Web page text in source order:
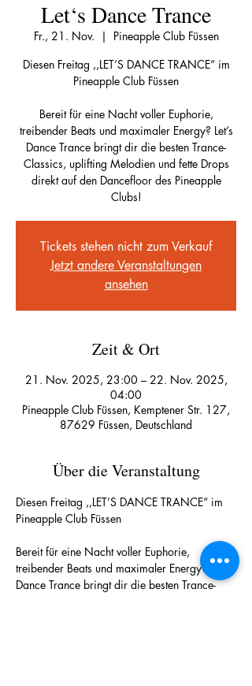
Let‘s Dance Trance
Fr., 21. Nov.
  |
Pineapple Club Füssen
Diesen Freitag ,,LET’S DANCE TRANCE“ im
Pineapple Club Füssen
Bereit für eine Nacht voller Euphorie,
treibender Beats und maximaler Energy? Let’s
Dance Trance bringt dir die besten Trance-
Classics, uplifting Melodien und fette Drops
direkt auf den Dancefloor des Pineapple
Clubs!
Tickets stehen nicht zum Verkauf
Jetzt andere Veranstaltungen
ansehen
Zeit & Ort
21. Nov. 2025, 23:00 – 22. Nov. 2025,
04:00
Pineapple Club Füssen, Kemptener Str. 127,
87629 Füssen, Deutschland
Über die Veranstaltung
Diesen Freitag ,,LET’S DANCE TRANCE“ im
Pineapple Club Füssen
Bereit für eine Nacht voller Euphorie,
treibender Beats und maximaler Energy? Let’s
Dance Trance bringt dir die besten Trance-